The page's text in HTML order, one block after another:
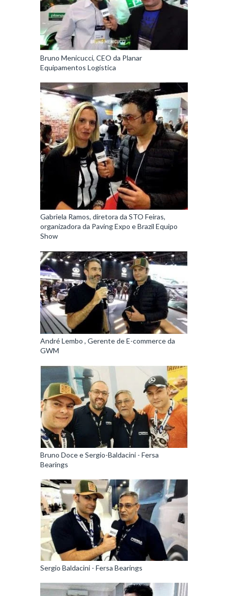
Bruno Menicucci, CEO da Planar
Equipamentos Logística
Gabriela Ramos, diretora da STO Feiras,
organizadora da Paving Expo e Brazil Equipo
Show
André Lembo , Gerente de E-commerce da
GWM
Bruno Doce e Sergio-Baldacini - Fersa
Bearings
Sergio Baldacini - Fersa Bearings